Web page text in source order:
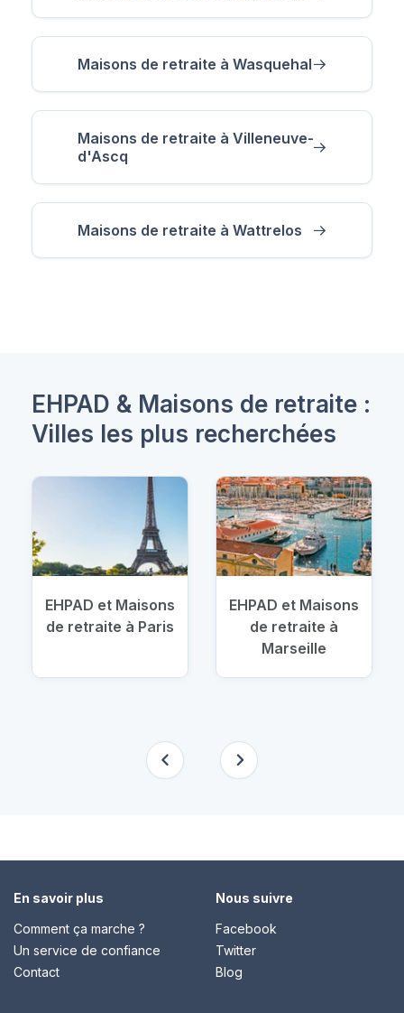
Maisons de retraite à Wasquehal
Maisons de retraite à Villeneuve-
d'Ascq
Maisons de retraite à Wattrelos
EHPAD & Maisons de retraite :
Villes les plus recherchées
EHPAD et Maisons
de retraite à Paris
EHPAD et Maisons
de retraite à
Marseille
En savoir plus
Comment ça marche ?
Un service de confiance
Contact
Nous suivre
Facebook
Twitter
Blog